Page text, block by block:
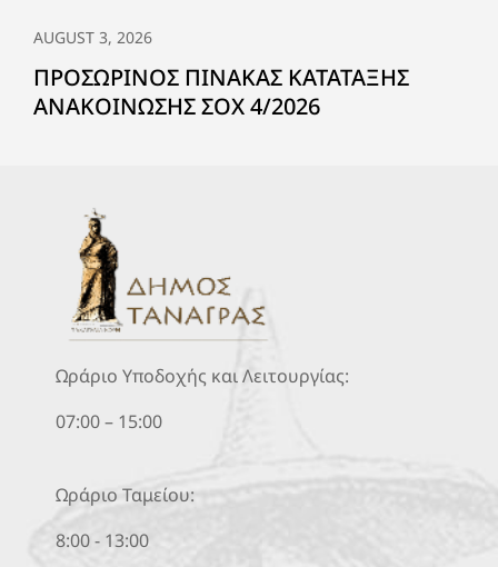
AUGUST 3, 2026
ΠΡΟΣΩΡΙΝΟΣ ΠΙΝΑΚΑΣ ΚΑΤΑΤΑΞΗΣ
ΑΝΑΚΟΙΝΩΣΗΣ ΣΟΧ 4/2026
Ωράριο Υποδοχής και Λειτουργίας:
07:00 – 15:00
Ωράριο Ταμείου:
8:00 - 13:00